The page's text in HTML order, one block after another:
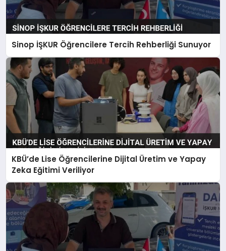
Sinop İŞKUR Öğrencilere Tercih Rehberliği Sunuyor
KBÜ’de Lise Öğrencilerine Dijital Üretim ve Yapay
Zeka Eğitimi Veriliyor